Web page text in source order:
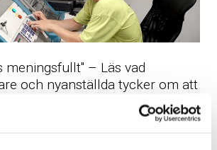
meningsfullt" – Läs vad
och nyanställda tycker om att